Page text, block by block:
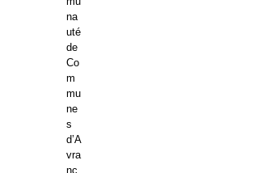
na
uté
de
Co
m
mu
ne
s
d’A
vra
nc